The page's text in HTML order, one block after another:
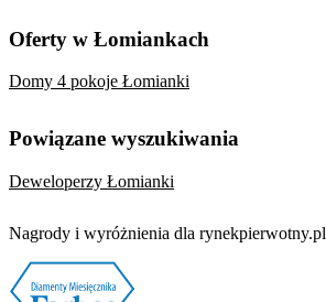
Oferty w Łomiankach
Domy 4 pokoje Łomianki
Powiązane wyszukiwania
Deweloperzy Łomianki
Nagrody i wyróżnienia dla rynekpierwotny.pl